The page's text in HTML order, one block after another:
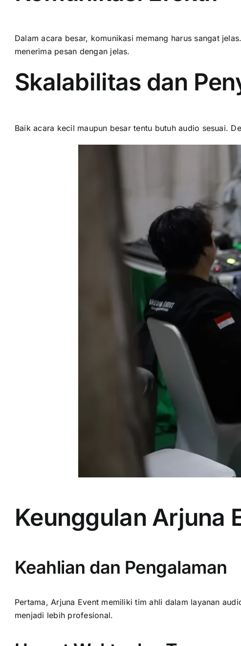
Dalam acara besar, komunikasi memang harus sangat
menerima pesan dengan jelas.
Skalabilitas dan
Baik acara kecil maupun besar tentu butuh audio sesuai.
Keunggulan Arjuna
Keahlian dan Pengalaman
Pertama, Arjuna Event memiliki tim ahli dalam layanan
menjadi lebih profesional.